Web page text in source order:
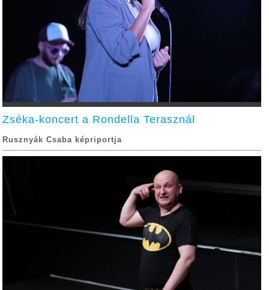
Zséka-koncert a Rondella Terasznál
Rusznyák Csaba képriportja